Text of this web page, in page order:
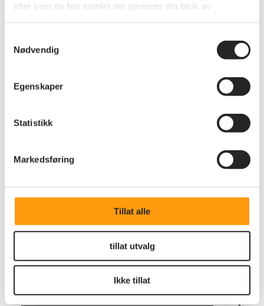
eller som de har samlet inn gjennom din bruk av
Nødvendig
Egenskaper
Statistikk
Markedsføring
Tillat alle
tillat utvalg
Ikke tillat
Andre nyheter
Gåfotballen fortsetter å vokse i